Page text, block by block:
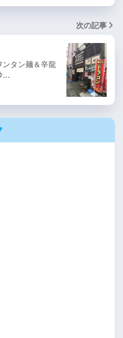
次の記事
タン麺＆辛龍
…